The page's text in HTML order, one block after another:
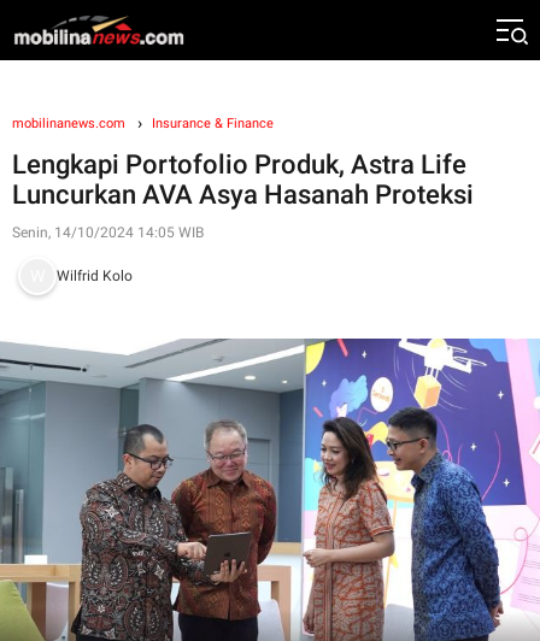
mobilinanews.com Insurance & Finance
Lengkapi Portofolio Produk, Astra Life
Luncurkan AVA Asya Hasanah Proteksi
Senin, 14/10/2024 14:05 WIB
Wilfrid Kolo